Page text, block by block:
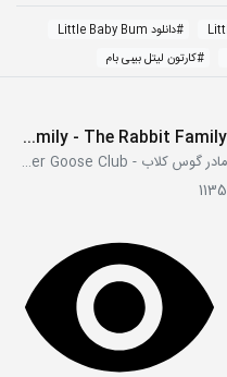
#دانلود Little Baby Bum
#کارتون لیتل بیبی بام
The Finger Family - The Rabbit Family
مادر گوس کلاب - Mother Goose Club
1135